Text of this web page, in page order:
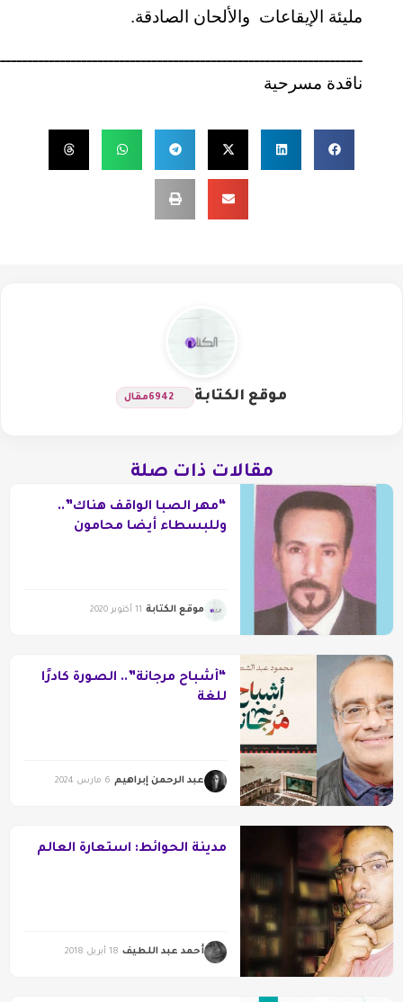
مليئة الإيقاعات والألحان الصادقة.
ناقدة مسرحية
موقع الكتابة 6942مقال
مقالات ذات صلة
“مهر الصبا الواقف هناك”..
وللبسطاء أيضا محامون
موقع الكتابة 11 أكتوبر 2020
“أشباح مرجانة”.. الصورة كادرًا
للغة
عبد الرحمن إبراهيم 6 مارس 2024
مدينة الحوائط: استعارة العالم
أحمد عبد اللطيف 18 أبريل 2018